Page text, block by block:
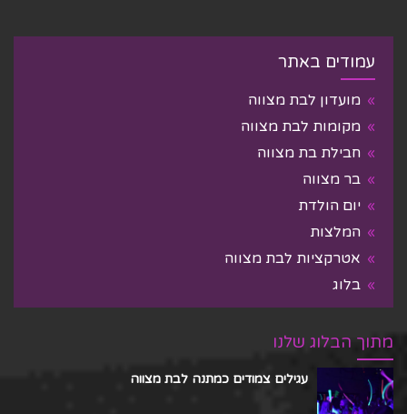
עמודים באתר
מועדון לבת מצווה
מקומות לבת מצווה
חבילת בת מצווה
בר מצווה
יום הולדת
המלצות
אטרקציות לבת מצווה
בלוג
מתוך הבלוג שלנו
עגילים צמודים כמתנה לבת מצווה